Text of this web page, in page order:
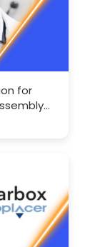
for